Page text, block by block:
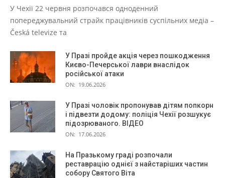
У Чехії 22 червня розпочався одноденний
попереджувальний страйк працівників суспільних медіа –
Česká televize та
У Празі пройде акція через пошкодження
Києво-Печерської лаври внаслідок
російської атаки
ON: 19.06.2026
У Празі чоловік пропонував дітям попкорн
і підвезти додому: поліція Чехії розшукує
підозрюваного. ВІДЕО
ON: 17.06.2026
На Празькому граді розпочали
реставрацію однієї з найстаріших частин
собору Святого Віта